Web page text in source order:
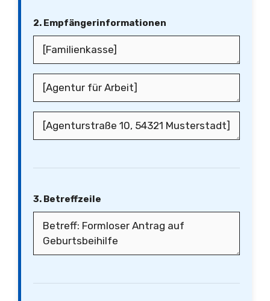
2. Empfängerinformationen
3. Betreffzeile